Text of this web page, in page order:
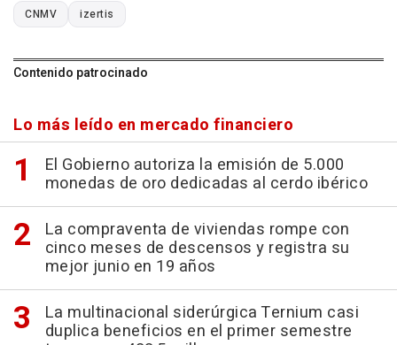
CNMV izertis
Contenido patrocinado
Lo más leído en mercado financiero
El Gobierno autoriza la emisión de 5.000
monedas de oro dedicadas al cerdo ibérico
La compraventa de viviendas rompe con
cinco meses de descensos y registra su
mejor junio en 19 años
La multinacional siderúrgica Ternium casi
duplica beneficios en el primer semestre